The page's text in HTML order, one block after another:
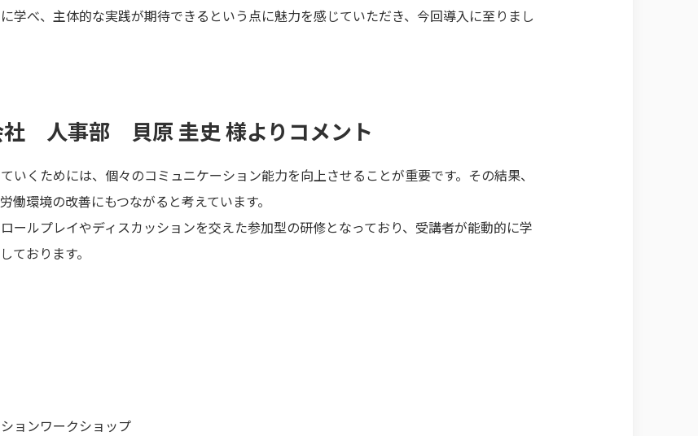
学べ、主体的な実践が期待できるという点に魅力を感じていただき、今回導入に至りまし
社 人事部 貝原 圭史 様よりコメント
いくためには、個々のコミュニケーション能力を向上させることが重要です。その結果、
環境の改善にもつながると考えています。
ールプレイやディスカッションを交えた参加型の研修となっており、受講者が能動的に学
ております。
ョンワークショップ